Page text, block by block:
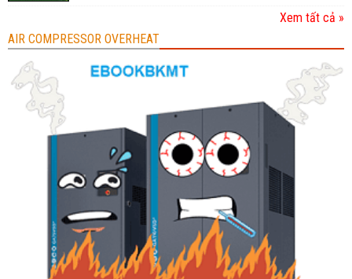
Xem tất cả »
AIR COMPRESSOR OVERHEAT